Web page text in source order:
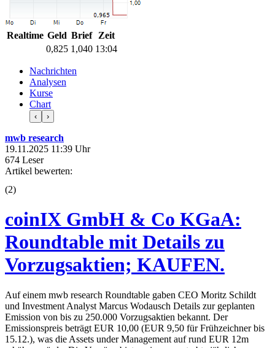
Realtime Geld Brief
Zeit
0,825 1,040 13:04
Nachrichten
Analysen
Kurse
Chart
‹ ›
mwb research
19.11.2025 11:39 Uhr
674 Leser
Artikel bewerten:
(2)
coinIX GmbH & Co KGaA:
Roundtable mit Details zu
Vorzugsaktien; KAUFEN.
Auf einem mwb research Roundtable gaben CEO Moritz Schildt
und Investment Analyst Marcus Wodausch Details zur geplanten
Emission von bis zu 250.000 Vorzugsaktien bekannt. Der
Emissionspreis beträgt EUR 10,00 (EUR 9,50 für Frühzeichner bis
15.12.), was die Assets under Management auf rund EUR 12m